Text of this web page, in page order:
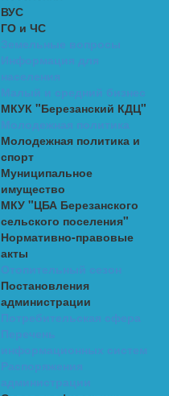
ВУС
ГО и ЧС
Земельные вопросы
Информация для
населения
Малый и средний бизнес
МКУК "Березанский КДЦ"
Молодежная политика
Молодежная политика и
спорт
Муниципальное
имущество
МКУ "ЦБА Березанского
сельского поселения"
Нормативно-правовые
акты
Отопительный сезон
Постановления
администрации
Потребительская сфера
Перечень
информационных систем
Распоряжения
администрации